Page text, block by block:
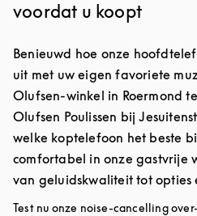
voordat u koopt
Benieuwd hoe onze
uit met uw eigen favoriete
Olufsen-winkel in Roermond
Olufsen Poulissen bij
welke koptelefoon het beste
comfortabel in onze gastvrije
van geluidskwaliteit tot opties
Test nu onze noise-cancelling